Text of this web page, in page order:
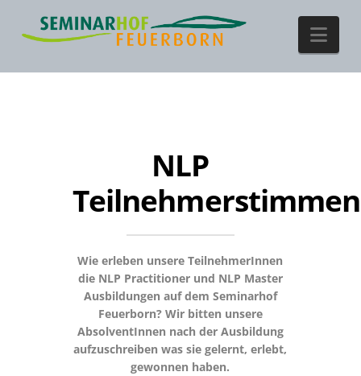
NLP
Wie erleben unsere TeilnehmerInnen
die NLP Practitioner und NLP Master
Ausbildungen auf dem Seminarhof
Feuerborn? Wir bitten unsere
AbsolventInnen nach der Ausbildung
aufzuschreiben was sie gelernt, erlebt,
gewonnen haben.